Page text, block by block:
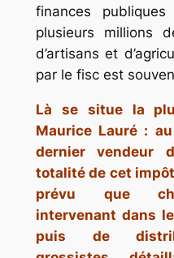
finances
plusieurs millions
d’artisans et
par le fisc est
Là se situe la
Maurice Lauré :
dernier vendeur
totalité de cet
prévu que
intervenant dans
puis de